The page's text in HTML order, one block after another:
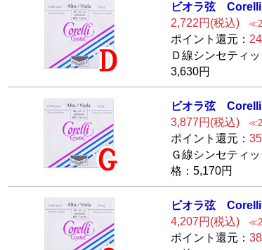
ビオラ弦 Corell
2,722円(税込)
ポイント還元：
Ｄ線シンセティ
3,630円
ビオラ弦 Corell
3,877円(税込)
ポイント還元：
Ｇ線シンセティ
格：5,170円
ビオラ弦 Corell
4,207円(税込)
ポイント還元：